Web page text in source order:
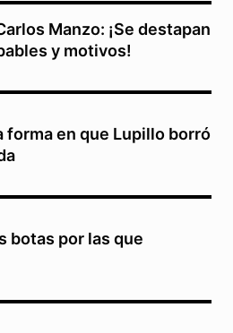
Manzo: ¡Se destapan
y motivos!
forma en que Lupillo borró
botas por las que